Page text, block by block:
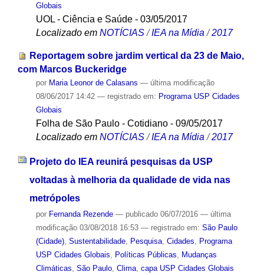
Globais
UOL - Ciência e Saúde - 03/05/2017
Localizado em NOTÍCIAS /IEA na Mídia /2017
Reportagem sobre jardim vertical da 23 de Maio,
com Marcos Buckeridge
por Maria Leonor de Calasans — última modificação
08/06/2017 14:42 — registrado em: Programa USP Cidades
Globais
Folha de São Paulo - Cotidiano - 09/05/2017
Localizado em NOTÍCIAS /IEA na Mídia /2017
Projeto do IEA reunirá pesquisas da USP
voltadas à melhoria da qualidade de vida nas
metrópoles
por Fernanda Rezende — publicado06/07/2016 — última
modificação03/08/2018 16:53 — registrado em: São Paulo
(Cidade), Sustentabilidade, Pesquisa, Cidades, Programa
USP Cidades Globais, Políticas Públicas, Mudanças
Climáticas, São Paulo, Clima, capa USP Cidades Globais